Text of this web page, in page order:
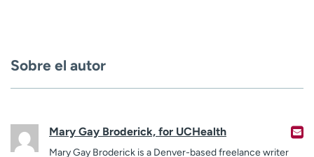
Sobre el autor
Mary Gay Broderick, for UCHealth
Mary Gay Broderick is a Denver-based freelance writer